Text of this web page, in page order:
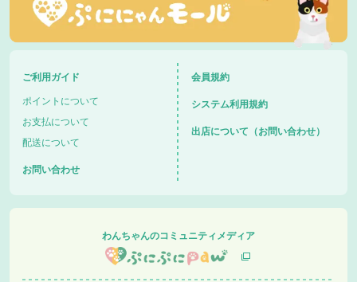
ご利用ガイド
ポイントについて
お支払について
配送について
お問い合わせ
会員規約
システム利用規約
出店について（お問い合わせ）
わんちゃんのコミュニティメディア